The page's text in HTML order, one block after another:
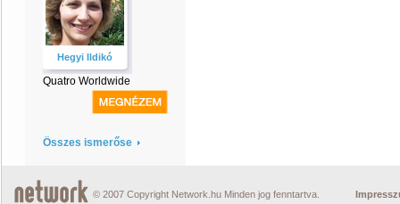
Hegyi Ildikó
Quatro Worldwide
Összes ismerőse
© 2007 Copyright Network.hu Minden jog fenntartva.